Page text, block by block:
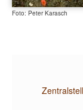
Foto: Peter Karasch